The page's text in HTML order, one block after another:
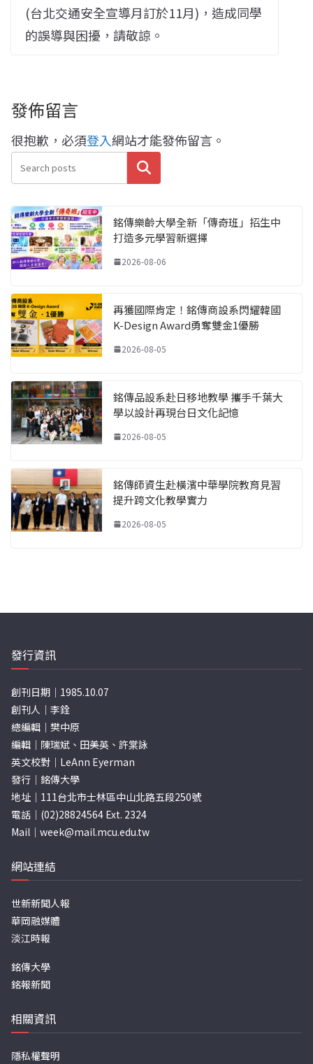
(台北交通安全宣導月訂於11月)，造成同學
的誤導與困擾，請敬諒。
發佈留言
很抱歉，必須登入網站才能發佈留言。
搜尋
銘傳樂齡大學全新「傳奇班」招生中
打造多元學習新選擇
2026-08-06
再獲國際肯定！銘傳商設系閃耀韓國
K-Design Award勇奪雙金1優勝
2026-08-05
銘傳品設系赴日移地教學 攜手千葉大
學以設計再現台日文化記憶
2026-08-05
銘傳師資生赴橫濱中華學院教育見習
提升跨文化教學實力
2026-08-05
發行資訊
創刊日期｜1985.10.07
創刊人｜李銓
總編輯｜樊中原
編輯｜陳瑞斌、田美英、許棠詠
英文校對｜LeAnn Eyerman
發行｜銘傳大學
地址｜111台北市士林區中山北路五段250號
電話｜(02)28824564 Ext. 2324
Mail｜ week@mail.mcu.edu.tw
網站連結
世新新聞人報
華岡融媒體
淡江時報
銘傳大學
銘報新聞
相關資訊
隱私權聲明